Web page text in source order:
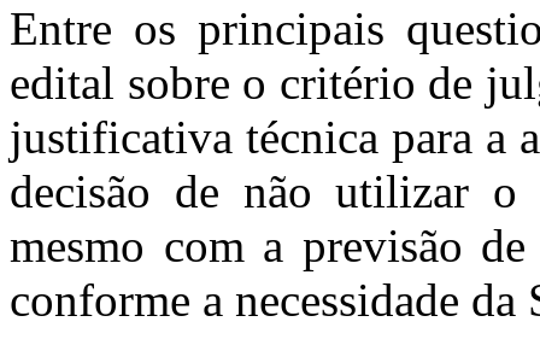
Entre os principais
edital sobre o critério de
justificativa técnica para a
decisão de não utilizar o
mesmo com a previsão
conforme a necessidade